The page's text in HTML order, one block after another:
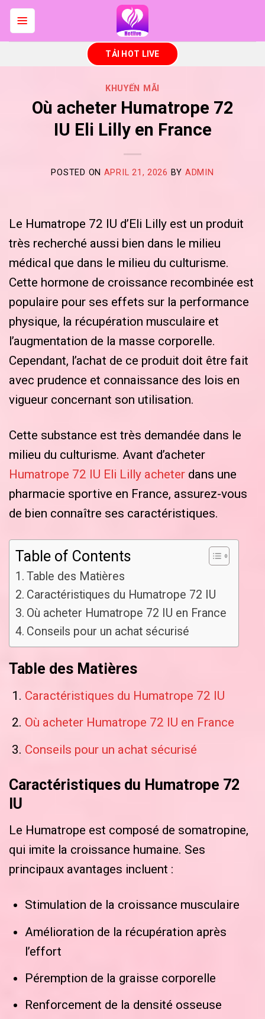
Skip
to
TẢI HOT LIVE
KHUYẾN MÃI
Où acheter Humatrope 72
IU Eli Lilly en France
POSTED ON APRIL 21, 2026 BY ADMIN
Le Humatrope 72 IU d’Eli Lilly est un produit
très recherché aussi bien dans le milieu
médical que dans le milieu du culturisme.
Cette hormone de croissance recombinée est
populaire pour ses effets sur la performance
physique, la récupération musculaire et
l’augmentation de la masse corporelle.
Cependant, l’achat de ce produit doit être fait
avec prudence et connaissance des lois en
vigueur concernant son utilisation.
Cette substance est très demandée dans le
milieu du culturisme. Avant d’acheter
Humatrope 72 IU Eli Lilly acheter dans une
pharmacie sportive en France, assurez-vous
de bien connaître ses caractéristiques.
Table of Contents
Table des Matières
Caractéristiques du Humatrope 72 IU
Où acheter Humatrope 72 IU en France
Conseils pour un achat sécurisé
Table des Matières
Caractéristiques du Humatrope 72 IU
Où acheter Humatrope 72 IU en France
Conseils pour un achat sécurisé
Caractéristiques du Humatrope 72
IU
Le Humatrope est composé de somatropine,
qui imite la croissance humaine. Ses
principaux avantages incluent :
Stimulation de la croissance musculaire
Amélioration de la récupération après
l’effort
Péremption de la graisse corporelle
Renforcement de la densité osseuse